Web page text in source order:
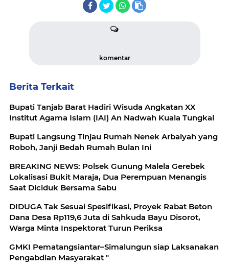
komentar
Berita Terkait
Bupati Tanjab Barat Hadiri Wisuda Angkatan XX
Institut Agama Islam (IAI) An Nadwah Kuala Tungkal
Bupati Langsung Tinjau Rumah Nenek Arbaiyah yang
Roboh, Janji Bedah Rumah Bulan Ini
BREAKING NEWS: Polsek Gunung Malela Gerebek
Lokalisasi Bukit Maraja, Dua Perempuan Menangis
Saat Diciduk Bersama Sabu
DIDUGA Tak Sesuai Spesifikasi, Proyek Rabat Beton
Dana Desa Rp119,6 Juta di Sahkuda Bayu Disorot,
Warga Minta Inspektorat Turun Periksa
GMKI Pematangsiantar–Simalungun siap Laksanakan
Pengabdian Masyarakat "